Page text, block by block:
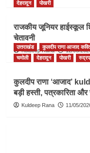
देहरादून पोखरी
राजकीय जूनियर हाईस्कूल
चेतावनी
Kuldeep Rana 12/05/
उत्तराखंड कुलदीप राणा आजाद
चमोली
देहरादून पोखरी
कुलदीप राणा ‘आजाद’
बड़ी हस्ती, पत्रकारिता और
Kuldeep Rana 11/05/